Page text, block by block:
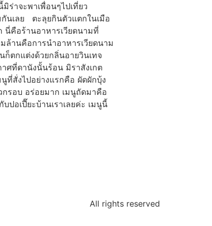
ร่าจะพาเพื่อนๆไปเที่ยว
กันเลย ตะลุยกินตัวแตกในเมือ
นี่คือร้านอาหารเวียดนามที่
ล้านคือการนำอาหารเวียดนาม
ก็ตกแต่งด้วยกลิ่นอายวินเทจ
ศที่ดานังนั้นร้อน มิราสังเกต
ที่สั่งไปอย่างแรกคือ ผัดผักบุ้ง
กรอบ อร่อยมาก เมนูถัดมาคือ
ปอเปี๊ยะบ้านเราเลยค่ะ เมนูนี้
All rights reserved